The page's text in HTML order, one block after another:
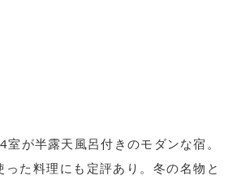
が半露天風呂付きのモダンな宿。
た料理にも定評あり。冬の名物と